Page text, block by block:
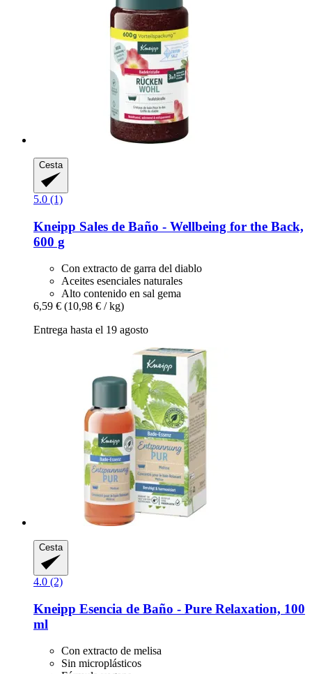
Cesta
5.0 (1)
Kneipp Sales de Baño -​ Wellbeing for the Back,
600 g
Con extracto de garra del diablo
Aceites esenciales naturales
Alto contenido en sal gema
6,59 € (10,98 € / kg)
Entrega hasta el 19 agosto
Cesta
4.0 (2)
Kneipp Esencia de Baño -​ Pure Relaxation, 100
ml
Con extracto de melisa
Sin microplásticos